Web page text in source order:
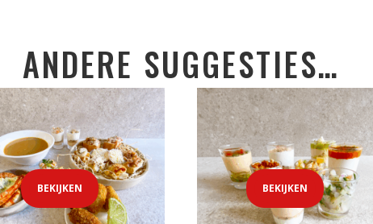
ANDERE SUGGESTIES…
BEKIJKEN BEKIJKEN